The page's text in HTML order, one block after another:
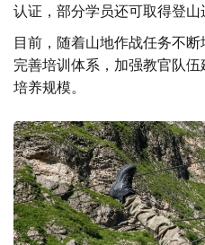
认证，部分学员还可取得登山
目前，随着山地作战任务不
完善培训体系，加强教官队
培养规模。